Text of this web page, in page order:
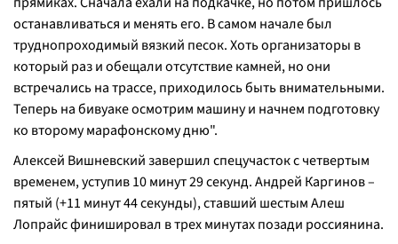
останавливаться и менять его. В самом начале был
труднопроходимый вязкий песок. Хоть организаторы в
который раз и обещали отсутствие камней, но они
встречались на трассе, приходилось быть внимательными.
Теперь на бивуаке осмотрим машину и начнем подготовку
ко второму марафонскому дню".
Алексей Вишневский завершил спецучасток с четвертым
временем, уступив 10 минут 29 секунд. Андрей Каргинов –
пятый (+11 минут 44 секунды), ставший шестым Алеш
Лопрайс финишировал в трех минутах позади россиянина.